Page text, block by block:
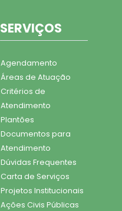
SERVIÇOS
Agendamento
Áreas de Atuação
Critérios de
Atendimento
Plantões
Documentos para
Atendimento
Dúvidas Frequentes
Carta de Serviços
Projetos Institucionais
Ações Civis Públicas